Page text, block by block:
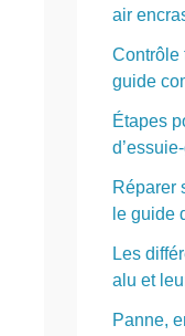
air
Contrôle
guide
Étapes
Réparer
le guide
Les
alu et
Panne,